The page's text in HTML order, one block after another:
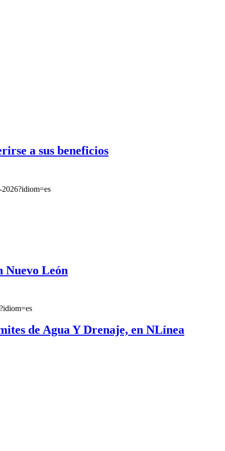
a sus beneficios
Nuevo León
de Agua Y Drenaje, en NLínea